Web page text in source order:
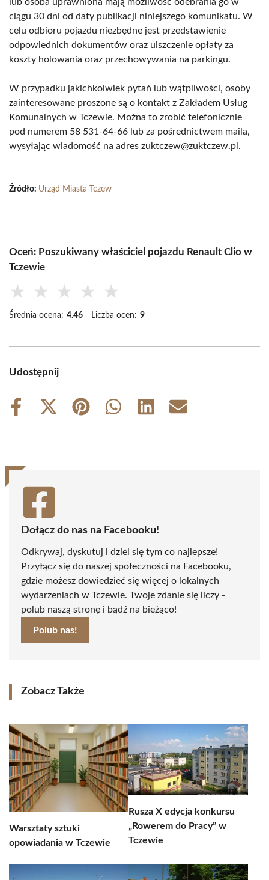
ciągu 30 dni od daty publikacji niniejszego komunikatu. W
celu odbioru pojazdu niezbędne jest przedstawienie
odpowiednich dokumentów oraz uiszczenie opłaty za
koszty holowania oraz przechowywania na parkingu.
W przypadku jakichkolwiek pytań lub wątpliwości, osoby
zainteresowane proszone są o kontakt z Zakładem Usług
Komunalnych w Tczewie. Można to zrobić telefonicznie
pod numerem 58 531-64-66 lub za pośrednictwem maila,
wysyłając wiadomość na adres zuktczew@zuktczew.pl.
Źródło: Urząd Miasta Tczew
Oceń: Poszukiwany właściciel pojazdu Renault Clio w
Tczewie
★ ★ ★ ★ ★
Średnia ocena: 4.46 Liczba ocen: 9
Udostępnij
Share
Share
(Twitter)
Share
Share
Share
Share
Dołącz do nas na Facebooku!
Odkrywaj, dyskutuj i dziel się tym co najlepsze!
Przyłącz się do naszej społeczności na Facebooku,
gdzie możesz dowiedzieć się więcej o lokalnych
wydarzeniach w Tczewie. Twoje zdanie się liczy -
polub naszą stronę i bądź na bieżąco!
Polub nas!
Zobacz Także
Warsztaty sztuki
opowiadania w Tczewie
Rusza X edycja konkursu
„Rowerem do Pracy” w
Tczewie